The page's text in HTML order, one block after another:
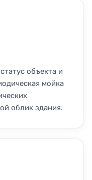
объекта и
мойка
облик здания.